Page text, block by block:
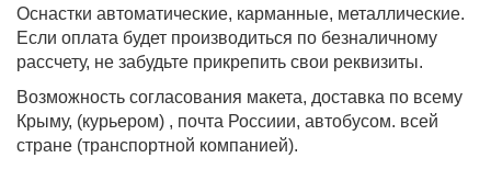
Оснастки автоматические, карманные, металлические.
Если оплата будет производиться по безналичному
рассчету, не забудьте прикрепить свои реквизиты.
Возможность согласования макета, доставка по всему
Крыму, (курьером) , почта Россиии, автобусом. всей
стране (транспортной компанией).